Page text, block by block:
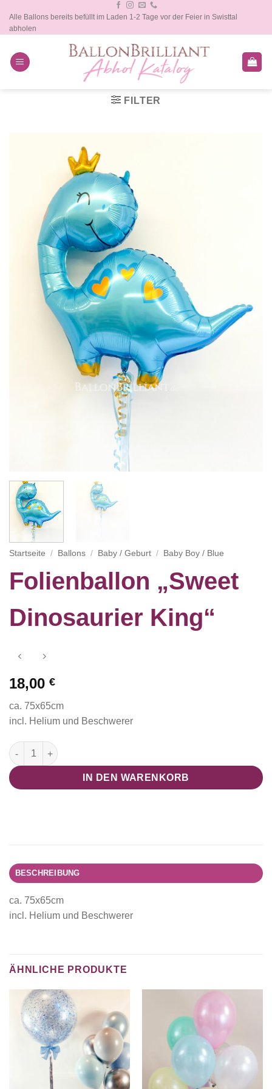
Inhalt
springen
Alle Ballons bereits befüllt im Laden 1-2 Tage vor der Feier in Swisttal
abholen
FILTER
Startseite / Ballons / Baby / Geburt / Baby Boy / Blue
Folienballon „Sweet
Dinosaurier King“
18,00 €
ca. 75x65cm
incl. Helium und Beschwerer
Folienballon "Sweet Dinosaurier King" Menge
IN DEN WARENKORB
BESCHREIBUNG
ca. 75x65cm
incl. Helium und Beschwerer
ÄHNLICHE PRODUKTE